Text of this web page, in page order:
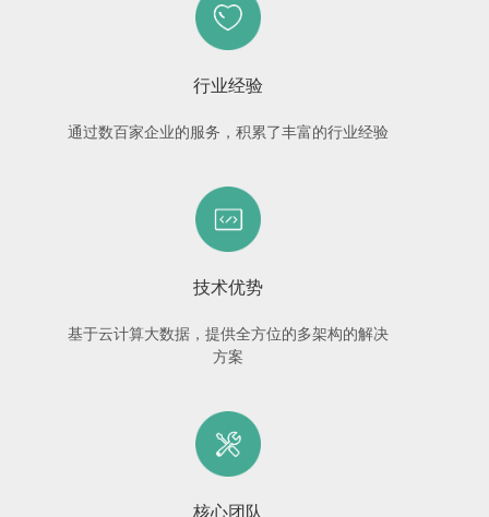
行业经验
通过数百家企业的服务，积累了丰富的行业经验
技术优势
基于云计算大数据，提供全方位的多架构的解决
方案
核心团队